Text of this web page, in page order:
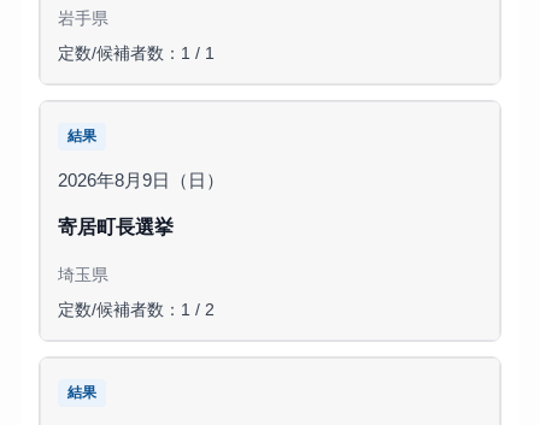
岩手県
定数/候補者数：1 / 1
結果
2026年8月9日（日）
寄居町長選挙
埼玉県
定数/候補者数：1 / 2
結果